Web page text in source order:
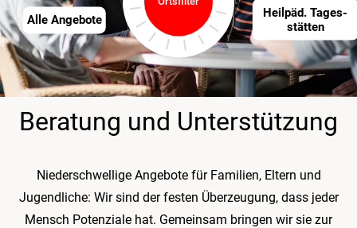
Alle Angebote
Heilpäd­. Tages­
stätten
Beratung und Unter­stützung
Niederschwellige Angebote für Familien, Eltern und
Jugendliche: Wir sind der festen Überzeugung, dass jeder
Mensch Potenziale hat. Gemeinsam bringen wir sie zur